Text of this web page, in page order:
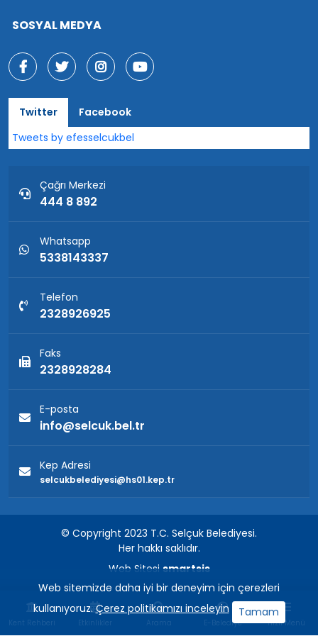
SOSYAL MEDYA
Twitter
Facebook
Tweets by efesselcukbel
Çağrı Merkezi
444 8 892
Whatsapp
5338143337
Telefon
2328926925
Faks
2328928284
E-posta
info@selcuk.bel.tr
Kep Adresi
selcukbelediyesi@hs01.kep.tr
© Copyright 2023 T.C. Selçuk Belediyesi.
Her hakkı saklıdır.
Web Sitesi smartsis
Web sitemizde daha iyi bir deneyim için çerezleri
kullanıyoruz.Çerez politikamızı inceleyin Tamam
Kent Rehberi Etkinlikler Arama E-Belediye Hızlı Menü